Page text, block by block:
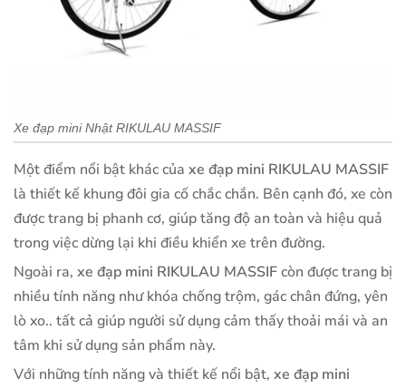
Xe đạp mini Nhật RIKULAU MASSIF
Một điểm nổi bật khác của xe đạp mini RIKULAU MASSIF
là thiết kế khung đôi gia cố chắc chắn. Bên cạnh đó, xe còn
được trang bị phanh cơ, giúp tăng độ an toàn và hiệu quả
trong việc dừng lại khi điều khiển xe trên đường.
Ngoài ra, xe đạp mini RIKULAU MASSIFcòn được trang bị
nhiều tính năng như khóa chống trộm, gác chân đứng, yên
lò xo.. tất cả giúp người sử dụng cảm thấy thoải mái và an
tâm khi sử dụng sản phẩm này.
Với những tính năng và thiết kế nổi bật, xe đạp mini